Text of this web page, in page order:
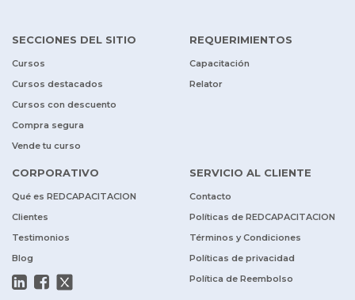
SECCIONES DEL SITIO
Cursos
Cursos destacados
Cursos con descuento
Compra segura
Vende tu curso
REQUERIMIENTOS
Capacitación
Relator
CORPORATIVO
Qué es REDCAPACITACION
Clientes
Testimonios
Blog
SERVICIO AL CLIENTE
Contacto
Políticas de REDCAPACITACION
Términos y Condiciones
Políticas de privacidad
Política de Reembolso